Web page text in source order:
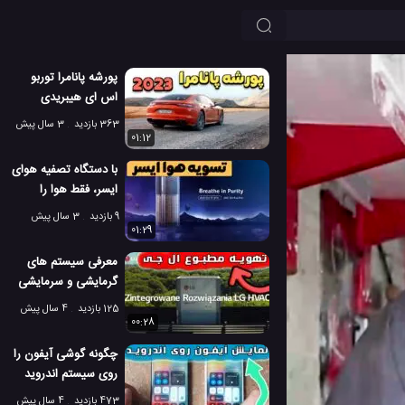
پورشه پانامرا توربو
اس ای هیبریدی
2023 با 700 اسب
363 بازدید
3 سال پیش
01:12
با دستگاه تصفیه هوای
ایسر، فقط هوا را
تنفس کنید9 بازدید
3 سال پیش
01:29
معرفی سیستم های
گرمایشی و سرمایشی
ال جی HVAC
125 بازدید
4 سال پیش
00:28
چگونه گوشی آیفون را
روی سیستم اندروید
نمایش دهیم؟
473 بازدید
4 سال پیش